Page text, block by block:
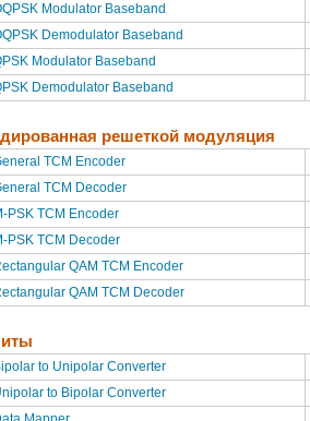
Modulator Baseband
Demodulator Baseband
Modulator Baseband
Demodulator Baseband
решеткой модуляция
TCM Encoder
TCM Decoder
PSK TCM Encoder
PSK TCM Decoder
QAM TCM Encoder
QAM TCM Decoder
to Unipolar Converter
to Bipolar Converter